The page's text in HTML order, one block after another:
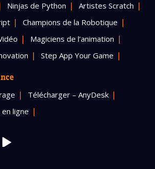
Ninjas de Python
Artistes Scratch
Champions de la Robotique
Magiciens de l’animation
Step App Your Game
Télécharger – AnyDesk
ligne